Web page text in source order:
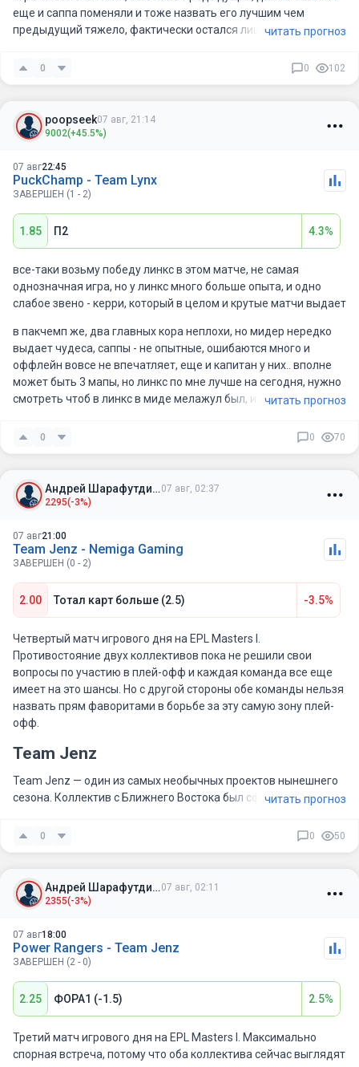
еще и саппа поменяли и тоже назвать его лучшим чем
предыдущий тяжело, фактически остался лишь нуб вчитать прогноз
0 0 102
poopseek07 авг, 21:14
9002(+45.5%)
07 авг22:45
PuckChamp - Team Lynx
ЗАВЕРШЕН (1 - 2)
1.85 П2 4.3%
все-таки возьму победу линкс в этом матче, не самая
однозначная игра, но у линкс много больше опыта, и одно
слабое звено - керри, который в целом и крутые матчи выдает
в пакчемп же, два главных кора неплохи, но мидер нередко
выдает чудеса, саппы - не опытные, ошибаются много и
оффлейн вовсе не впечатляет, еще и капитан у них.. вполне
может быть 3 мапы, но линкс по мне лучше на сегодня, нужно
смотреть чтоб в линкс в миде мелажул был, иначе скип
читать прогноз
0 0 70
Андрей Шарафутдинов 07 авг, 02:37
2295(-3%)
07 авг21:00
Team Jenz - Nemiga Gaming
ЗАВЕРШЕН (0 - 2)
2.00 Тотал карт больше (2.5) -3.5%
Четвертый матч игрового дня на EPL Masters I.
Противостояние двух коллективов пока не решили свои
вопросы по участию в плей-офф и каждая команда все еще
имеет на это шансы. Но с другой стороны обе команды нельзя
назвать прям фаворитами в борьбе за эту самую зону плей-
офф.
Team Jenz
Team Jenz — один из самых необычных проектов нынешнего
сезона. Коллектив с Ближнего Востока был сформирован
начинает набирать форму. Несмотря на нестабильные
очень агрессивному стилю игры.
Главная сила Team Jenz — высокий темп и постоянные драки.
искать возможности для сражений с первых минут. Именно
поэтому Team Jenz остается одной из самых результативных
За последние три месяца Team Jenz провела 20
одержала 4 победы и потерпела 4 поражения, а средняя
результативность на турнире составляет 64,38 убийства за
читать прогноз
0 0 50
Андрей Шарафутдинов 07 авг, 02:11
2355(-3%)
07 авг18:00
Power Rangers - Team Jenz
ЗАВЕРШЕН (2 - 0)
2.25 ФОРА1 (-1.5) 2.5%
Третий матч игрового дня на EPL Masters I. Максимально
спорная встреча, потому что оба коллектива сейчас выглядят